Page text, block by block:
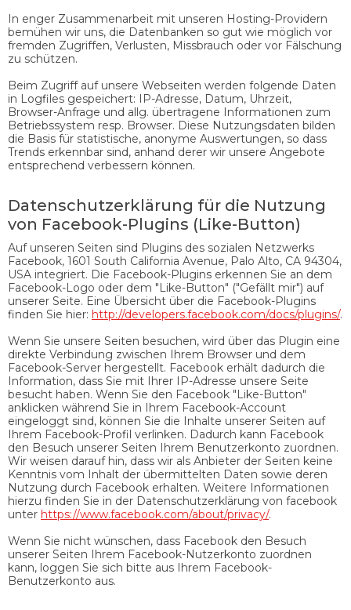
In enger Zusammenarbeit mit unseren Hosting-Providern
bemühen wir uns, die Datenbanken so gut wie möglich vor
fremden Zugriffen, Verlusten, Missbrauch oder vor Fälschung
zu schützen.
Beim Zugriff auf unsere Webseiten werden folgende Daten
in Logfiles gespeichert: IP-Adresse, Datum, Uhrzeit,
Browser-Anfrage und allg. übertragene Informationen zum
Betriebssystem resp. Browser. Diese Nutzungsdaten bilden
die Basis für statistische, anonyme Auswertungen, so dass
Trends erkennbar sind, anhand derer wir unsere Angebote
entsprechend verbessern können.
Datenschutzerklärung für die Nutzung
von Facebook-Plugins (Like-Button)
Auf unseren Seiten sind Plugins des sozialen Netzwerks
Facebook, 1601 South California Avenue, Palo Alto, CA 94304,
USA integriert. Die Facebook-Plugins erkennen Sie an dem
Facebook-Logo oder dem "Like-Button" ("Gefällt mir") auf
unserer Seite. Eine Übersicht über die Facebook-Plugins
finden Sie hier: http://developers.facebook.com/docs/plugins/.
Wenn Sie unsere Seiten besuchen, wird über das Plugin eine
direkte Verbindung zwischen Ihrem Browser und dem
Facebook-Server hergestellt. Facebook erhält dadurch die
Information, dass Sie mit Ihrer IP-Adresse unsere Seite
besucht haben. Wenn Sie den Facebook "Like-Button"
anklicken während Sie in Ihrem Facebook-Account
eingeloggt sind, können Sie die Inhalte unserer Seiten auf
Ihrem Facebook-Profil verlinken. Dadurch kann Facebook
den Besuch unserer Seiten Ihrem Benutzerkonto zuordnen.
Wir weisen darauf hin, dass wir als Anbieter der Seiten keine
Kenntnis vom Inhalt der übermittelten Daten sowie deren
Nutzung durch Facebook erhalten. Weitere Informationen
hierzu finden Sie in der Datenschutzerklärung von facebook
unter https://www.facebook.com/about/privacy/.
Wenn Sie nicht wünschen, dass Facebook den Besuch
unserer Seiten Ihrem Facebook-Nutzerkonto zuordnen
kann, loggen Sie sich bitte aus Ihrem Facebook-
Benutzerkonto aus.